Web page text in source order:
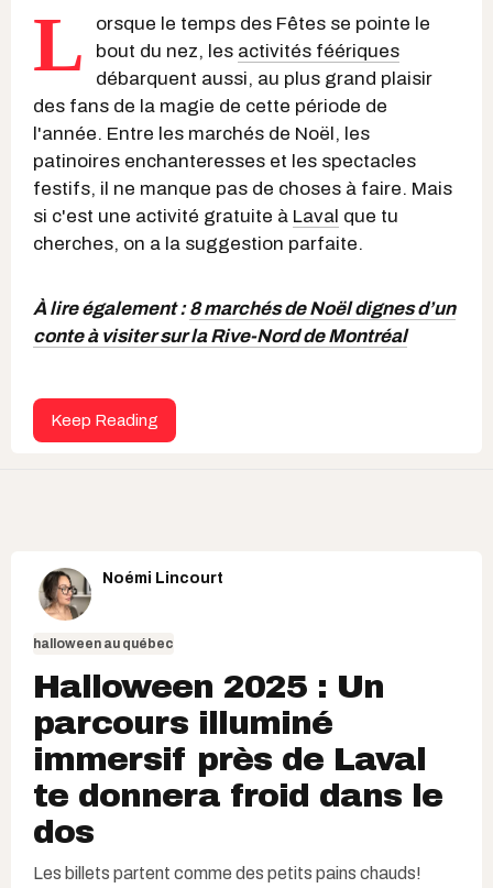
L
orsque le temps des Fêtes se pointe le
bout du nez, les activités féériques
débarquent aussi, au plus grand plaisir
des fans de la magie de cette période de
l'année. Entre les marchés de Noël, les
patinoires enchanteresses et les spectacles
festifs, il ne manque pas de choses à faire. Mais
si c'est une activité gratuite à Laval que tu
cherches, on a la suggestion parfaite.
À lire également :8 marchés de Noël dignes d’un
conte à visiter sur la Rive-Nord de Montréal
Keep Reading
Noémi Lincourt
halloween au québec
Halloween 2025 : Un
parcours illuminé
immersif près de Laval
te donnera froid dans le
dos
Les billets partent comme des petits pains chauds!